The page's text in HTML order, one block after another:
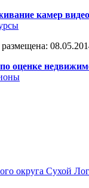
камер
оценке
округа Сухой Лог